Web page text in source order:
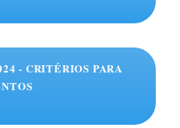
- CRITÉRIOS PARA